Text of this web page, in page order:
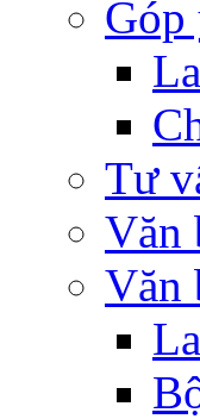
Góp
Tư
Văn
Văn